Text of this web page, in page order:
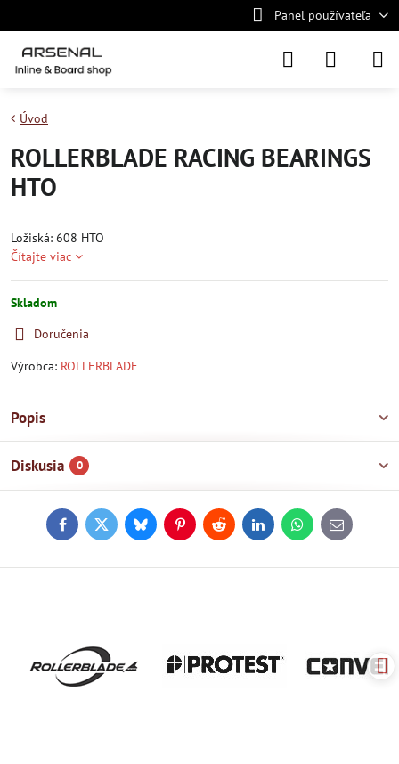
Panel používateľa
Úvod
ROLLERBLADE RACING BEARINGS
HTO
Ložiská: 608 HTO
Čítajte viac
Skladom
Doručenia
Výrobca: ROLLERBLADE
Popis
Diskusia 0
FacebookTwitterBlueskyPinterestReddit LinkedInWhatsApp
E-
mail